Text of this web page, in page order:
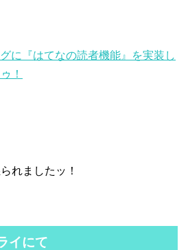
に『はてなの読者機能』を実装し
！
れましたッ！
イにて